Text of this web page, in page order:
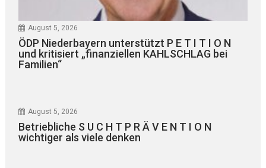
August 5, 2026
ÖDP Niederbayern unterstützt P E T I T I O N
und kritisiert „finanziellen KAHLSCHLAG bei
Familien“
August 5, 2026
Betriebliche S U C H T P R Ä V E N T I O N
wichtiger als viele denken